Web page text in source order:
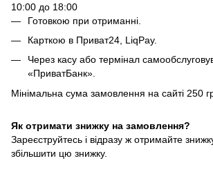
10:00 до 18:00
Готовкою при отриманні.
Карткою в Приват24, LiqPay.
Через касу або термінал
«ПриватБанк».
Мінімальна сума замовлення на сайті 250
Як отримати знижку на замовлення?
Зареєструйтесь і відразу ж отримайте
збільшити цю знижку.